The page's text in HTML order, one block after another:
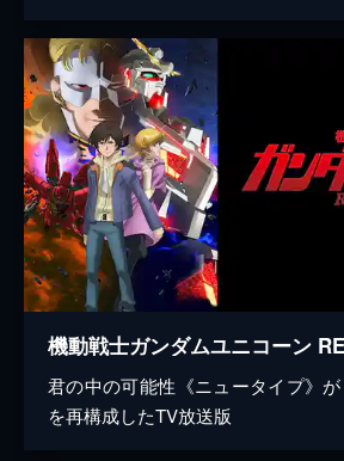
機動戦士ガンダムユニコーン
君の中の可能性《ニュータイプ》
を再構成したTV放送版